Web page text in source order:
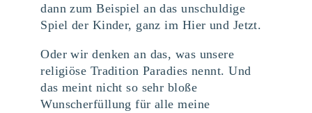
dann zum Beispiel an das unschuldige
Spiel der Kinder, ganz im Hier und Jetzt.
Oder wir denken an das, was unsere
religiöse Tradition Paradies nennt. Und
das meint nicht so sehr bloße
Wunscherfüllung für alle meine